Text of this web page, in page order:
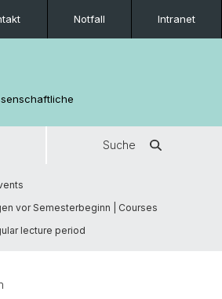
Notfall Intranet
Suche
vor Semesterbeginn | Courses
lecture period